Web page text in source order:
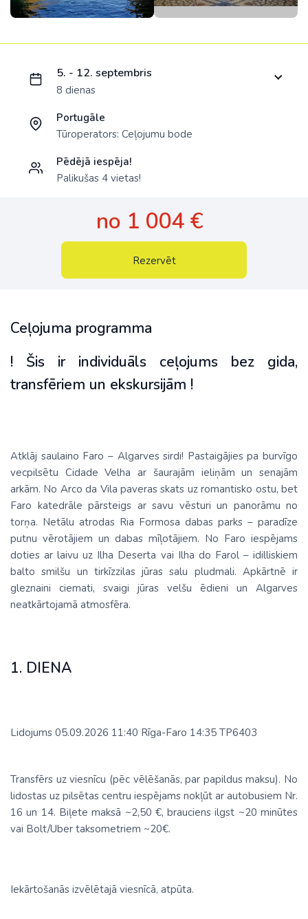
Ceļojuma programma
! Šis ir individuāls ceļojums bez gida,
transfēriem un ekskursijām !
Atklāj saulaino Faro – Algarves sirdi! Pastaigājies pa burvīgo
vecpilsētu Cidade Velha ar šaurajām ieliņām un senajām
arkām. No Arco da Vila paveras skats uz romantisko ostu, bet
Faro katedrāle pārsteigs ar savu vēsturi un panorāmu no
torņa. Netālu atrodas Ria Formosa dabas parks – paradīze
putnu vērotājiem un dabas mīļotājiem. No Faro iespējams
doties ar laivu uz Ilha Deserta vai Ilha do Farol – idilliskiem
balto smilšu un tirkīzzilas jūras salu pludmali. Apkārtnē ir
gleznaini ciemati, svaigi jūras velšu ēdieni un Algarves
neatkārtojamā atmosfēra.
1. DIENA
Lidojums 05.09.2026 11:40 Rīga-Faro 14:35 TP6403
Transfērs uz viesnīcu (pēc vēlēšanās, par papildus maksu). No
lidostas uz pilsētas centru iespējams nokļūt ar autobusiem Nr.
16 un 14. Biļete maksā ~2,50 €, brauciens ilgst ~20 minūtes
vai Bolt/Uber taksometriem ~20€.
Iekārtošanās izvēlētajā viesnīcā, atpūta.
5. - 12. septembris
8 dienas
Portugāle
Tūroperators: Ceļojumu bode
Pēdējā iespēja!
Palikušas 4 vietas!
no 1 004 €
Rezervēt